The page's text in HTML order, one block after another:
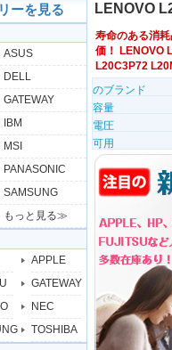
ーを見る
ASUS
DELL
GATEWAY
IBM
MSI
PANASONIC
SAMSUNG
もっと見る≫
APPLE
GATEWAY
NEC
TOSHIBA
LENOVO
寿命のある消
価！ LENOVO
L20C3P72
のブランド
容量
電圧
可用